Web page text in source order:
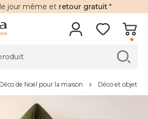
le jour même et retour gratuit *
Déco de Noël pour la maison Déco et objet de